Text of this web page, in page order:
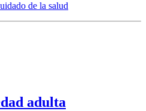
de la salud
adulta